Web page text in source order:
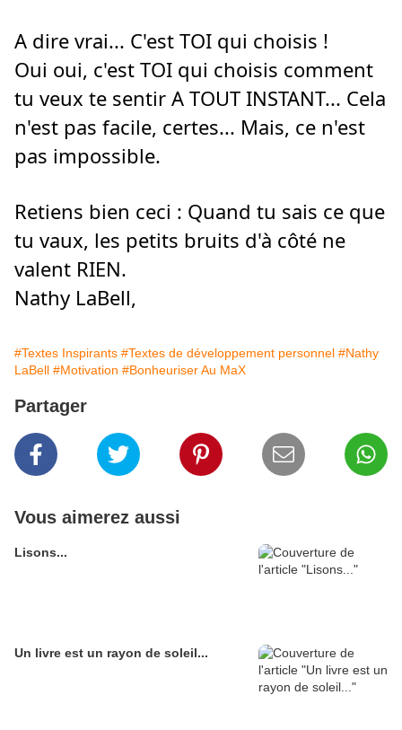
A dire vrai... C'est TOI qui choisis !
Oui oui, c'est TOI qui choisis comment
tu veux te sentir A TOUT INSTANT... Cela
n'est pas facile, certes... Mais, ce n'est
pas impossible.
Retiens bien ceci : Quand tu sais ce que
tu vaux, les petits bruits d'à côté ne
valent RIEN.
Nathy LaBell,
#Textes Inspirants #Textes de développement personnel #Nathy
LaBell #Motivation #Bonheuriser Au MaX
Partager
Vous aimerez aussi
Lisons...
Un livre est un rayon de soleil...